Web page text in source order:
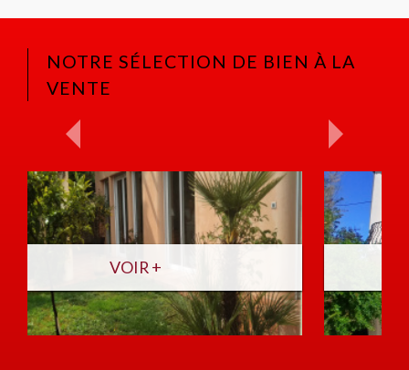
NOTRE SÉLECTION DE BIEN À LA
VENTE